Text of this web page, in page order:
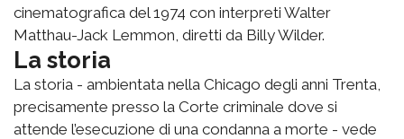
cinematografica del 1974 con interpreti Walter
Matthau-Jack Lemmon, diretti da Billy Wilder.
La storia
La storia - ambientata nella Chicago degli anni Trenta,
precisamente presso la Corte criminale dove si
attende l’esecuzione di una condanna a morte - vede